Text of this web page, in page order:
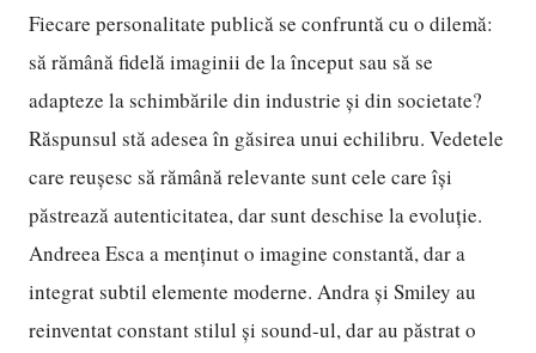
Fiecare personalitate publică se confruntă cu o dilemă:
să rămână fidelă imaginii de la început sau să se
adapteze la schimbările din industrie și din societate?
Răspunsul stă adesea în găsirea unui echilibru. Vedetele
care reușesc să rămână relevante sunt cele care își
păstrează autenticitatea, dar sunt deschise la evoluție.
Andreea Esca a menținut o imagine constantă, dar a
integrat subtil elemente moderne. Andra și Smiley au
reinventat constant stilul și sound-ul, dar au păstrat o